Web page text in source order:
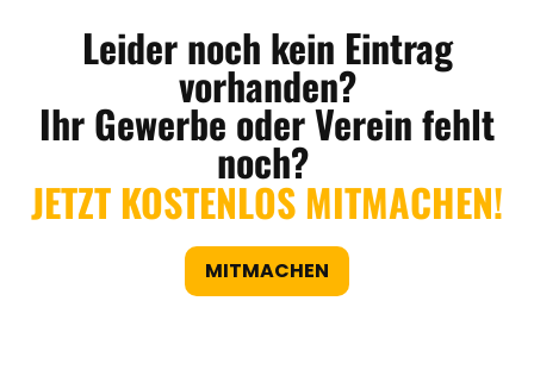
Leider noch kein Eintrag
vorhanden?
Ihr Gewerbe oder Verein fehlt
noch?
JETZT KOSTENLOS MITMACHEN!
MITMACHEN